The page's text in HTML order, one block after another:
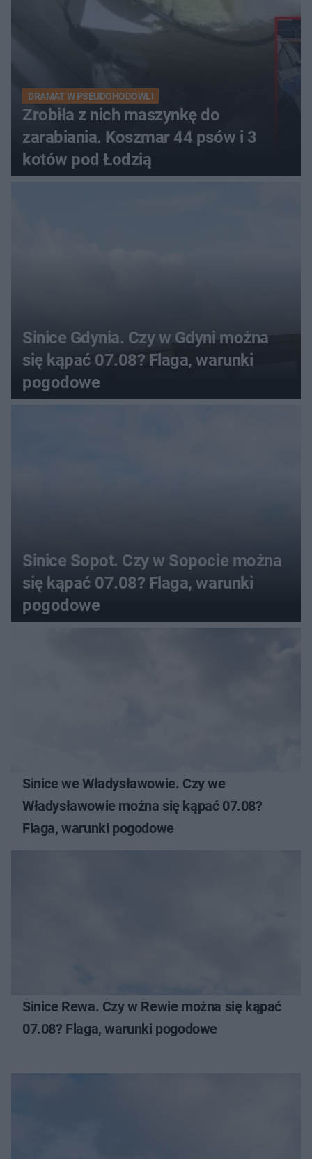
DRAMAT W PSEUDOHODOWLI
Zrobiła z nich maszynkę do
zarabiania. Koszmar 44 psów i 3
kotów pod Łodzią
Sinice Gdynia. Czy w Gdyni można
się kąpać 07.08? Flaga, warunki
pogodowe
Sinice Sopot. Czy w Sopocie można
się kąpać 07.08? Flaga, warunki
pogodowe
Sinice we Władysławowie. Czy we
Władysławowie można się kąpać 07.08?
Flaga, warunki pogodowe
Sinice Rewa. Czy w Rewie można się kąpać
07.08? Flaga, warunki pogodowe